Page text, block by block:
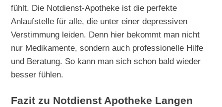
fühlt. Die Notdienst-Apotheke ist die perfekte
Anlaufstelle für alle, die unter einer depressiven
Verstimmung leiden. Denn hier bekommt man nicht
nur Medikamente, sondern auch professionelle Hilfe
und Beratung. So kann man sich schon bald wieder
besser fühlen.
Fazit zu Notdienst Apotheke Langen